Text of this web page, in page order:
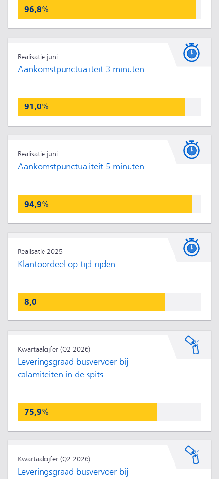
96,8%
Realisatie juni
Aankomstpunctualiteit 3 minuten
91,0%
Realisatie juni
Aankomstpunctualiteit 5 minuten
94,9%
Realisatie 2025
Klantoordeel op tijd rijden
8,0
Kwartaalcijfer (Q2 2026)
Leveringsgraad busvervoer bij
calamiteiten in de spits
75,9%
Kwartaalcijfer (Q2 2026)
Leveringsgraad busvervoer bij